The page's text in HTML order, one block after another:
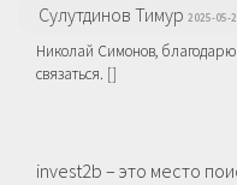
Сулутдинов Тимур 2025-05-
Николай Симонов,
связаться. []
invest2b – это место